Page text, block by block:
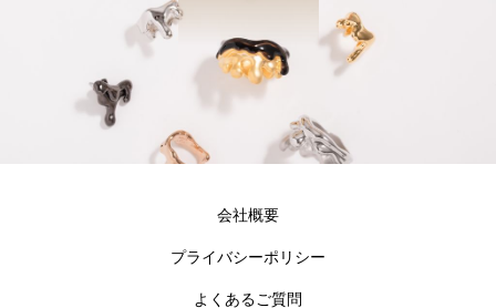
会社概要
プライバシーポリシー
よくあるご質問